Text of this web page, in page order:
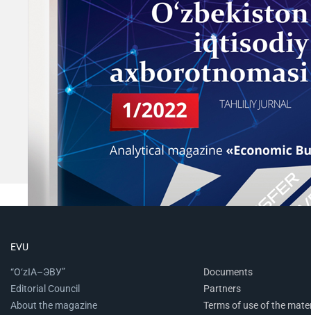
EVU
“O‘zIA–ЭВУ”
Editorial Council
About the magazine
Documents
Partners
Terms of use of the